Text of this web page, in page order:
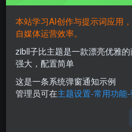
课程内容：
本站学习AI创作与提示词应用
自媒体运营效率。
zibll子比主题是一款漂亮优雅
强大，配置简单
这是一条系统弹窗通知示例
管理员可在主题设置-常用功能